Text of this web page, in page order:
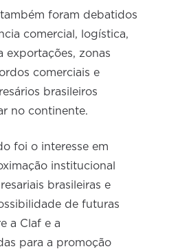
foram debatidos
comercial, logística,
exportações, zonas
comerciais e
brasileiros
no continente.
foi o interesse em
institucional
brasileiras e
de futuras
a Claf e a
para a promoção